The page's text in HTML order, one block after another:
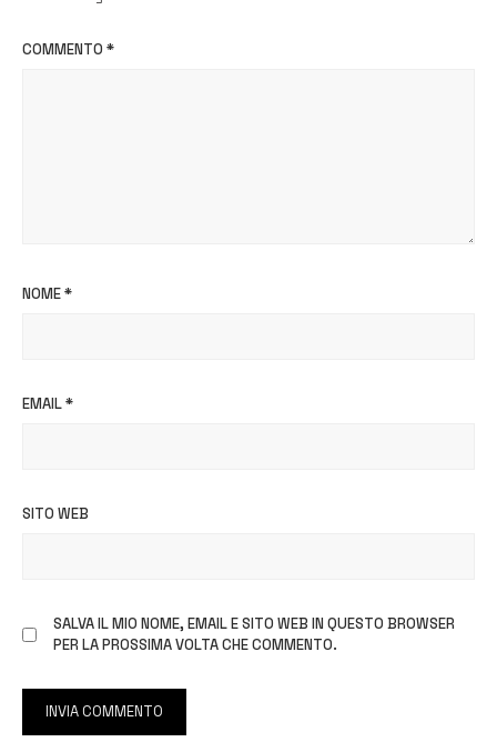
COMMENTO *
NOME*
EMAIL*
SITO WEB
SALVA IL MIO NOME, EMAIL E SITO WEB IN QUESTO BROWSER
PER LA PROSSIMA VOLTA CHE COMMENTO.